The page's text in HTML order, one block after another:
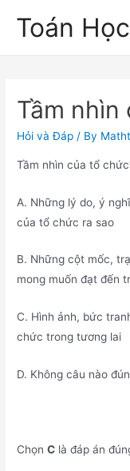
Toán Học
Tầm nhìn
Hỏi và Đáp / By
Tầm nhìn của tổ
A. Những lý do, ý
của tổ chức ra sao
B. Những cột mốc,
mong muốn đạt đến
C. Hình ảnh, bức
chức trong tương lai
D. Không câu nào
ChọnC là đáp án